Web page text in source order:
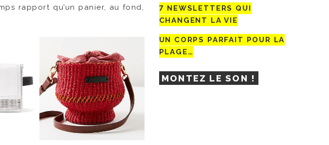
rapport qu’un panier, au fond,
7 NEWSLETTERS QUI
CHANGENT LA VIE
UN CORPS PARFAIT POUR LA
PLAGE…
MONTEZ LE SON !